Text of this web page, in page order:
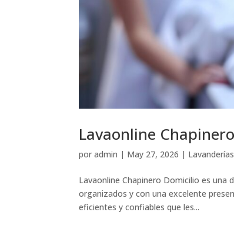
Lavaonline
poradmin | May 27, 2026 |
Lavaonline Chapinero Domicilio es una
organizados y con una excelente
eficientes y confiables que les...